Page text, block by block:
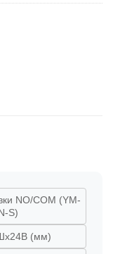
NO/COM (YM-
S)
(мм)